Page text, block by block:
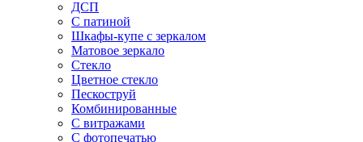
ДСП
С патиной
Шкафы-купе с зеркалом
Матовое зеркало
Стекло
Цветное стекло
Пескоструй
Комбинированные
С витражами
С фотопечатью